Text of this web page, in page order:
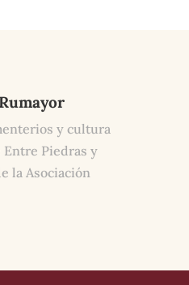
y cultura
Piedras y
la Asociación